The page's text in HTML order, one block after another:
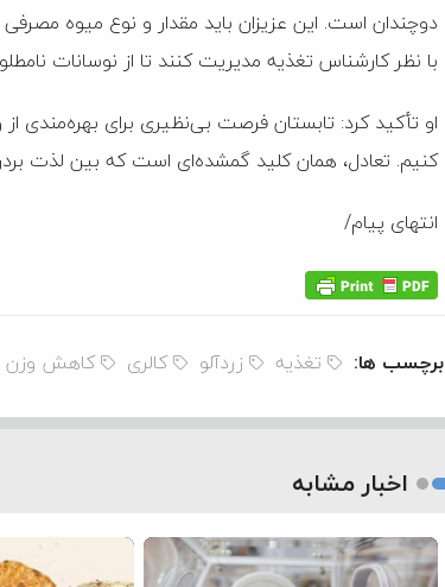
دوچندان است. این عزیزان باید مقدار و نوع میوه
با نظر کارشناس تغذیه مدیریت کنند تا از نوسانات
او تأکید کرد: تابستان فرصت بی‌نظیری برای بهره‌مندی
کنیم. تعادل، همان کلید گمشده‌ای است که بین لذت
انتهای پیام/
برچسب ها: تغذیه زردآلو کالری کاهش وزن
اخبار مشابه